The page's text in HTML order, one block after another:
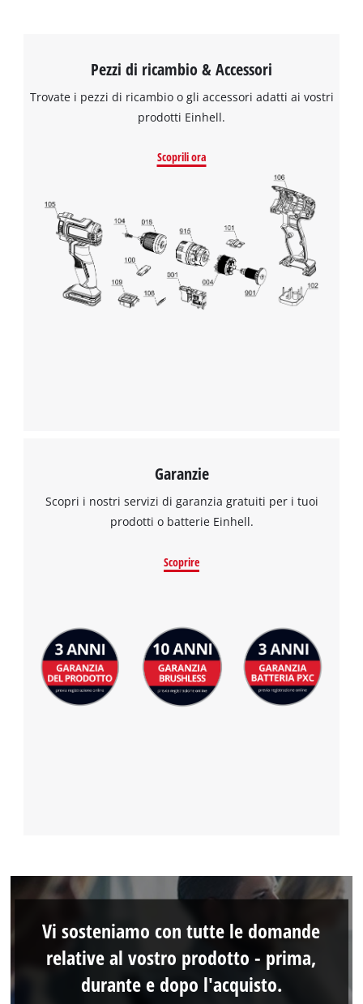
Abbiamo bisogno del vostro consenso
per caricare il servizio Google Maps !
This content is not permitted to load due
to trackers that are not disclosed to the
visitor. The website owner needs to setup
the site with their CMP to add this content
Pezzi di ricambio & Accessori
Trovate i pezzi di ricambio o gli accessori adatti ai vostri
prodotti Einhell.
Scoprili ora
Garanzie
Scopri i nostri servizi di garanzia gratuiti per i tuoi
prodotti o batterie Einhell.
Scoprire
Vi sosteniamo con tutte le domande
relative al vostro prodotto - prima,
durante e dopo l'acquisto.